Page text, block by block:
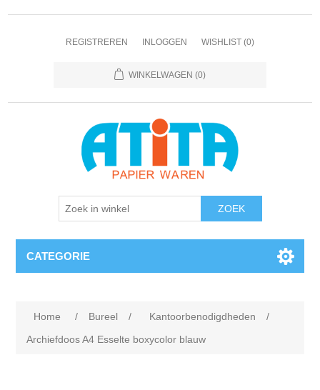
REGISTREREN INLOGGEN WISHLIST (0)
WINKELWAGEN (0)
CATEGORIE
Home / Bureel / Kantoorbenodigdheden
/
Archiefdoos A4 Esselte boxycolor blauw